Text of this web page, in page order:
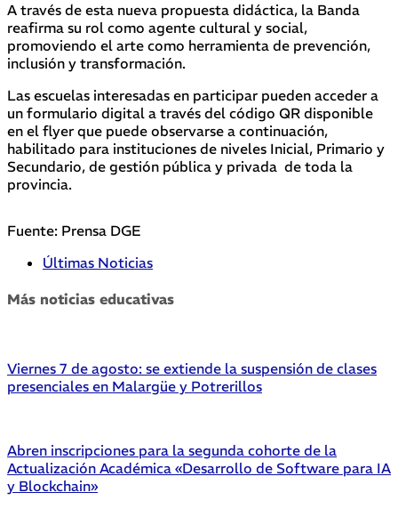
A través de esta nueva propuesta didáctica, la Banda
reafirma su rol como agente cultural y social,
promoviendo el arte como herramienta de prevención,
inclusión y transformación.
Las escuelas interesadas en participar pueden acceder a
un formulario digital a través del código QR disponible
en el flyer que puede observarse a continuación,
habilitado para instituciones de niveles Inicial, Primario y
Secundario, de gestión pública y privada de toda la
provincia.
Fuente: Prensa DGE
Últimas Noticias
Más noticias educativas
Viernes 7 de agosto: se extiende la suspensión de clases
presenciales en Malargüe y Potrerillos
Abren inscripciones para la segunda cohorte de la
Actualización Académica «Desarrollo de Software para IA
y Blockchain»